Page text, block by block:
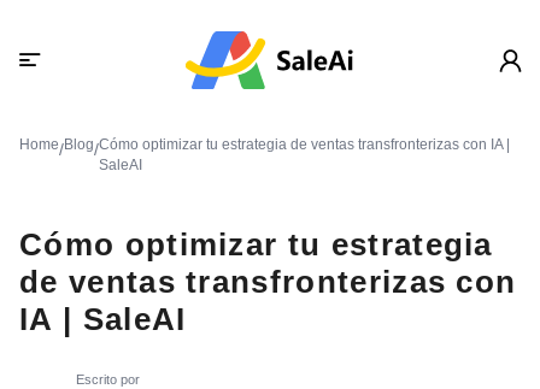
Home/Blog/Cómo optimizar tu estrategia de ventas transfronterizas con IA |
SaleAI
Cómo optimizar tu estrategia
de ventas transfronterizas con
IA | SaleAI
Escrito por